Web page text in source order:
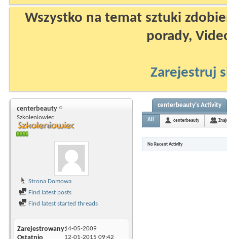
Wszystko na temat sztuki
porady,
Zarejestruj
centerbeauty
Szkoleniowiec
Strona Domowa
Find latest posts
Find latest started threads
Zarejestrowany14-05-2009
12-01-2015 09:42
centerbeauty's Activity
All centerbeauty
No Recent Activity